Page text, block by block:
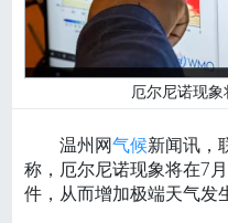
厄尔尼诺现
温州网气候新闻讯，
称，厄尔尼诺现象将在7
件，从而增加极端天气发